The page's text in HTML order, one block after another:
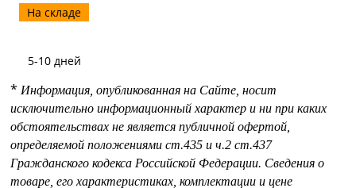
На складе
5-10 дней
* Информация, опубликованная на Сайте, носит
исключительно информационный характер и ни при каких
обстоятельствах не является публичной офертой,
определяемой положениями ст.435 и ч.2 ст.437
Гражданского кодекса Российской Федерации. Сведения о
товаре, его характеристиках, комплектации и цене